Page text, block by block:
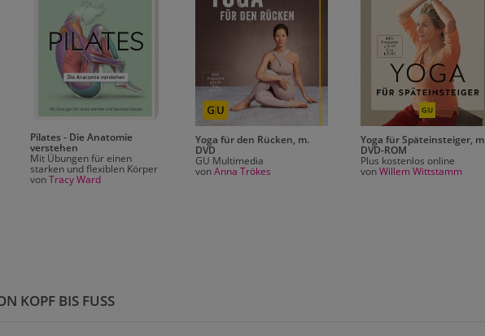
Pilates - Die Anatomie
verstehen
Mit Übungen für einen
starken und flexiblen Körper
von Tracy Ward
Yoga für den Rücken, m.
DVD
GU Multimedia
von Anna Trökes
Yoga für Späteinsteiger, m
DVD-ROM
Plus kostenlos online
vonWillem Wittstamm
KOPF BIS FUSS